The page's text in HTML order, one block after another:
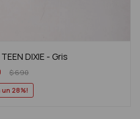
DIXIE - Gris
$690
28